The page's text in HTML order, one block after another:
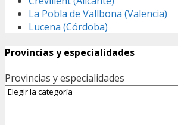
La Pobla de Vallbona (Valencia)
Lucena (Córdoba)
Provincias y especialidades
Provincias y especialidades